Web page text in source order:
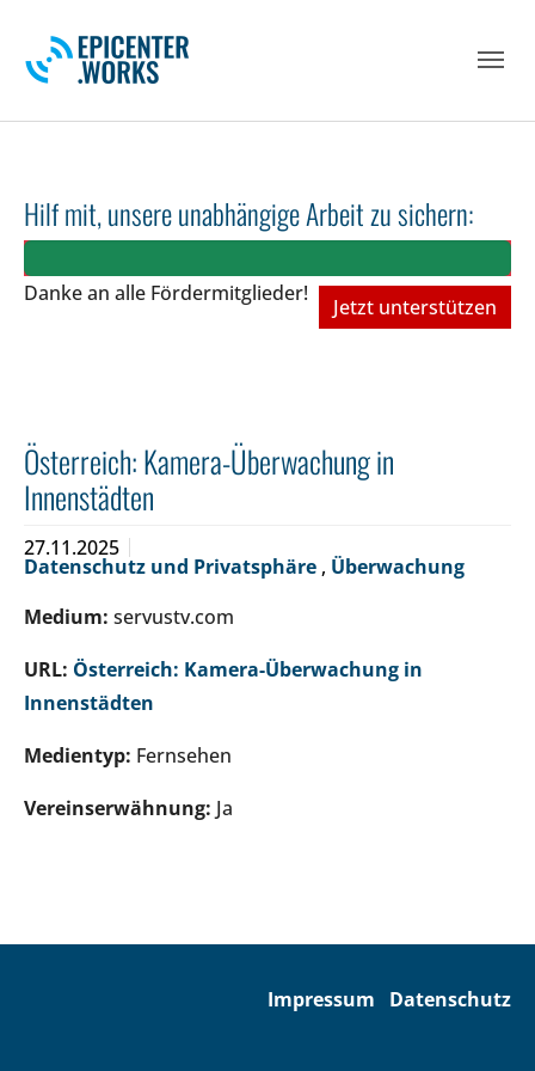
Hilf mit, unsere unabhängige Arbeit zu sichern:
Danke an alle Fördermitglieder!
Jetzt unterstützen
Österreich: Kamera-Überwachung in
Innenstädten
27.11.2025
Datenschutz und Privatsphäre , Überwachung
Medium: servustv.com
URL: Österreich: Kamera-Überwachung in
Innenstädten
Medientyp: Fernsehen
Vereinserwähnung: Ja
Impressum Datenschutz